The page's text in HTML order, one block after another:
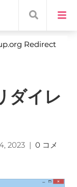
Redirect
イレ
2023| 0 コメ